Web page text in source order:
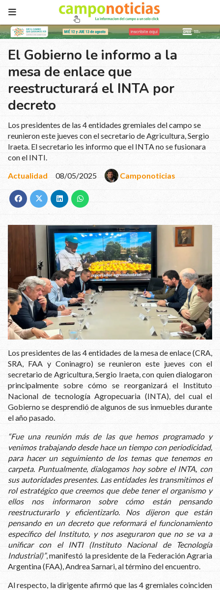
El Gobierno le informo a la
mesa de enlace que
reestructurará el INTA por
decreto
Los presidentes de las 4 entidades gremiales del campo se
reunieron este jueves con el secretario de Agricultura, Sergio
Iraeta. El secretario les informo que el INTA no se fusionara
con el INTI.
Actualidad
08/05/2025 Camponoticias
Los presidentes de las 4 entidades de la mesa de enlace (CRA,
SRA, FAA y Coninagro) se reunieron este jueves con el
secretario de Agricultura, Sergio Iraeta, con quien dialogaron
principalmente sobre cómo se reorganizará el Instituto
Nacional de tecnología Agropecuaria (INTA), del cual el
Gobierno se desprendió de algunos de sus inmuebles durante
el año pasado.
“Fue una reunión más de las que hemos programado y
venimos trabajando desde hace un tiempo con periodicidad,
para hacer un seguimiento de los temas que tenemos en
carpeta. Puntualmente, dialogamos hoy sobre el INTA, con
sus autoridades presentes. Las entidades les transmitimos el
rol estratégico que creemos que debe tener el organismo y
ellos nos informaron sobre cómo están pensando
reestructurarlo y eficientizarlo. Nos dijeron que están
pensando en un decreto que reformará el funcionamiento
específico del Instituto, y nos aseguraron que no se va a
unificar con el INTI (Instituto Nacional de Tecnología
Industrial)”, manifestó la presidente de la Federación Agraria
Argentina (FAA), Andrea Sarnari, al término del encuentro.
Al respecto, la dirigente afirmó que las 4 gremiales coinciden